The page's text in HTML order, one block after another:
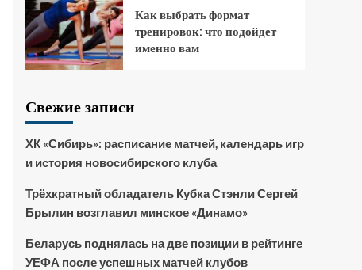
Как выбрать формат
тренировок: что подойдет
именно вам
Свежие записи
ХК «Сибирь»: расписание матчей, календарь игр
и история новосибирского клуба
Трёхкратный обладатель Кубка Стэнли Сергей
Брылин возглавил минское «Динамо»
Беларусь поднялась на две позиции в рейтинге
УЕФА после успешных матчей клубов